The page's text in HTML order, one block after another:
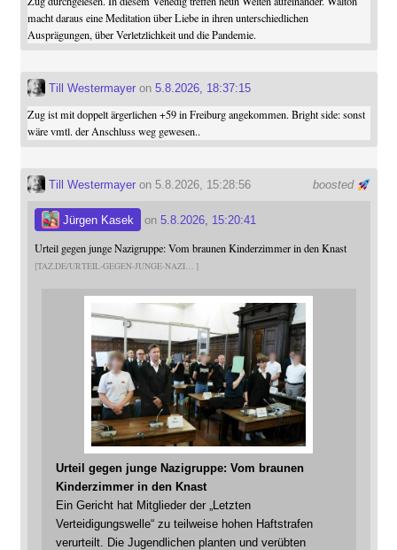
macht daraus eine Meditation über Liebe in ihren unterschiedlichen
Ausprägungen, über Verletzlichkeit und die Pandemie.
Till Westermayeron 5.8.2026, 18:37:15
Zug ist mit doppelt ärgerlichen +59 in Freiburg angekommen. Bright side: sonst
wäre vmtl. der Anschluss weg gewesen..
boosted
Till Westermayeron 5.8.2026, 15:28:56
Jürgen Kasek on 5.8.2026, 15:20:41
Urteil gegen junge Nazigruppe: Vom braunen Kinderzimmer in den Knast
TAZ.DE/URTEIL-GEGEN-JUNGE-NAZI
Urteil gegen junge Nazigruppe: Vom braunen
Kinderzimmer in den Knast
Ein Gericht hat Mitglieder der „Letzten
Verteidigungswelle“ zu teilweise hohen Haftstrafen
verurteilt. Die Jugendlichen planten und verübten